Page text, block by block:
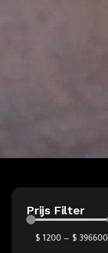
Prijs Filter
$ 1200 — $ 396600